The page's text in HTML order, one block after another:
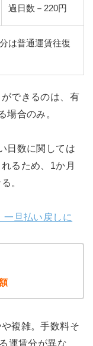
過日数－220円
は普通運賃往復
できるのは、有
場合のみ。
日数に関しては
るため、1か月
。
一旦払い戻しに
複雑。手数料そ
運賃分が異な